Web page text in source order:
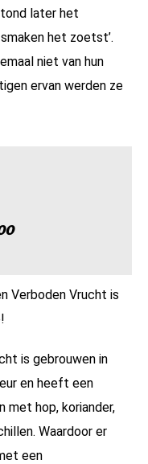
later het
het zoetst’.
niet van hun
ervan werden ze
Verboden Vrucht is
is gebrouwen in
en heeft een
met hop, koriander,
Waardoor er
een